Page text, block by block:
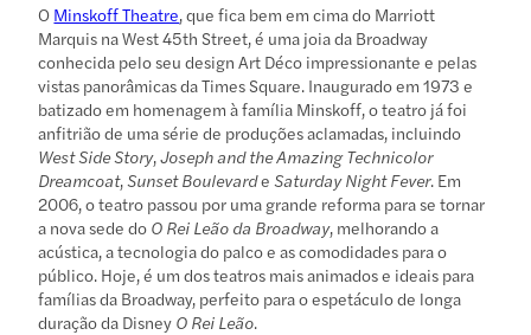
O Minskoff Theatre, que fica bem em cima do Marriott
Marquis na West 45th Street, é uma joia da Broadway
conhecida pelo seu design Art Déco impressionante e pelas
vistas panorâmicas da Times Square. Inaugurado em 1973 e
batizado em homenagem à família Minskoff, o teatro já foi
anfitrião de uma série de produções aclamadas, incluindo
West Side Story,Joseph and the Amazing Technicolor
Dreamcoat,Sunset BoulevardeSaturday Night Fever. Em
2006, o teatro passou por uma grande reforma para se tornar
a nova sede do O Rei Leão da Broadway, melhorando a
acústica, a tecnologia do palco e as comodidades para o
público. Hoje, é um dos teatros mais animados e ideais para
famílias da Broadway, perfeito para o espetáculo de longa
duração da Disney O Rei Leão.